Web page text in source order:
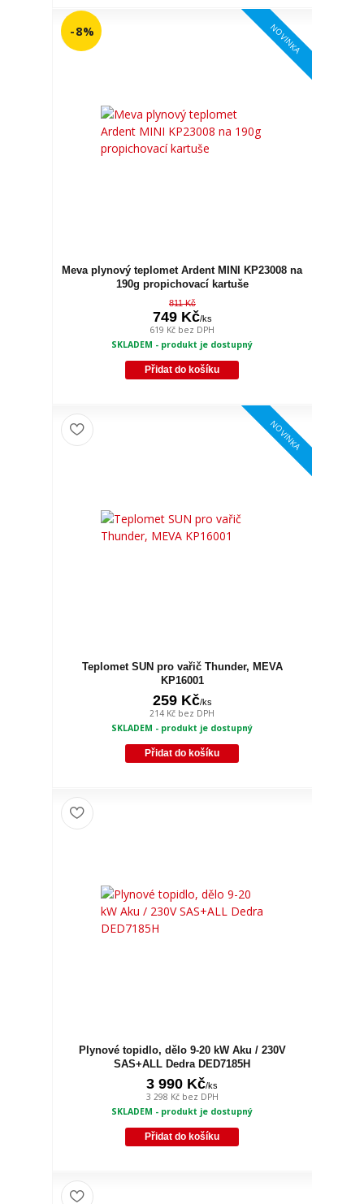
NOVINKA
- 8 %
Meva plynový teplomet Ardent MINI KP23008 na
190g propichovací kartuše
811 Kč
749 Kč/ks
619 Kč bez DPH
SKLADEM - produkt je dostupný
Přidat do košíku
NOVINKA
Teplomet SUN pro vařič Thunder, MEVA
KP16001
259 Kč/ks
214 Kč bez DPH
SKLADEM - produkt je dostupný
Přidat do košíku
Plynové topidlo, dělo 9-20 kW Aku / 230V
SAS+ALL Dedra DED7185H
3 990 Kč/ks
3 298 Kč bez DPH
SKLADEM - produkt je dostupný
Přidat do košíku